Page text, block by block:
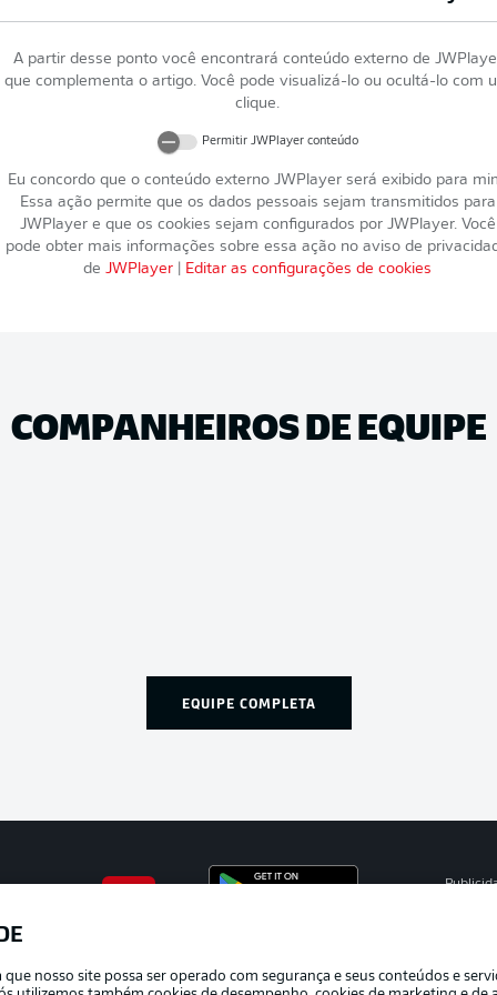
A partir desse ponto você encontrará conteúdo externo de
que complementa o artigo. Você pode visualizá-lo ou ocultá-lo com
clique.
Permitir JWPlayerconteúdo
Eu concordo que o conteúdo externo JWPlayerserá exibido para
Essa ação permite que os dados pessoais sejam transmitidos para
JWPlayere que os cookies sejam configurados por JWPlayer. Você
pode obter mais informações sobre essa ação no aviso de
de JWPlayer Editar as configurações de cookies
COMPANHEIROS DE EQUIPE
EQUIPE COMPLETA
nosso site possa ser operado com segurança e seus conteúdos e